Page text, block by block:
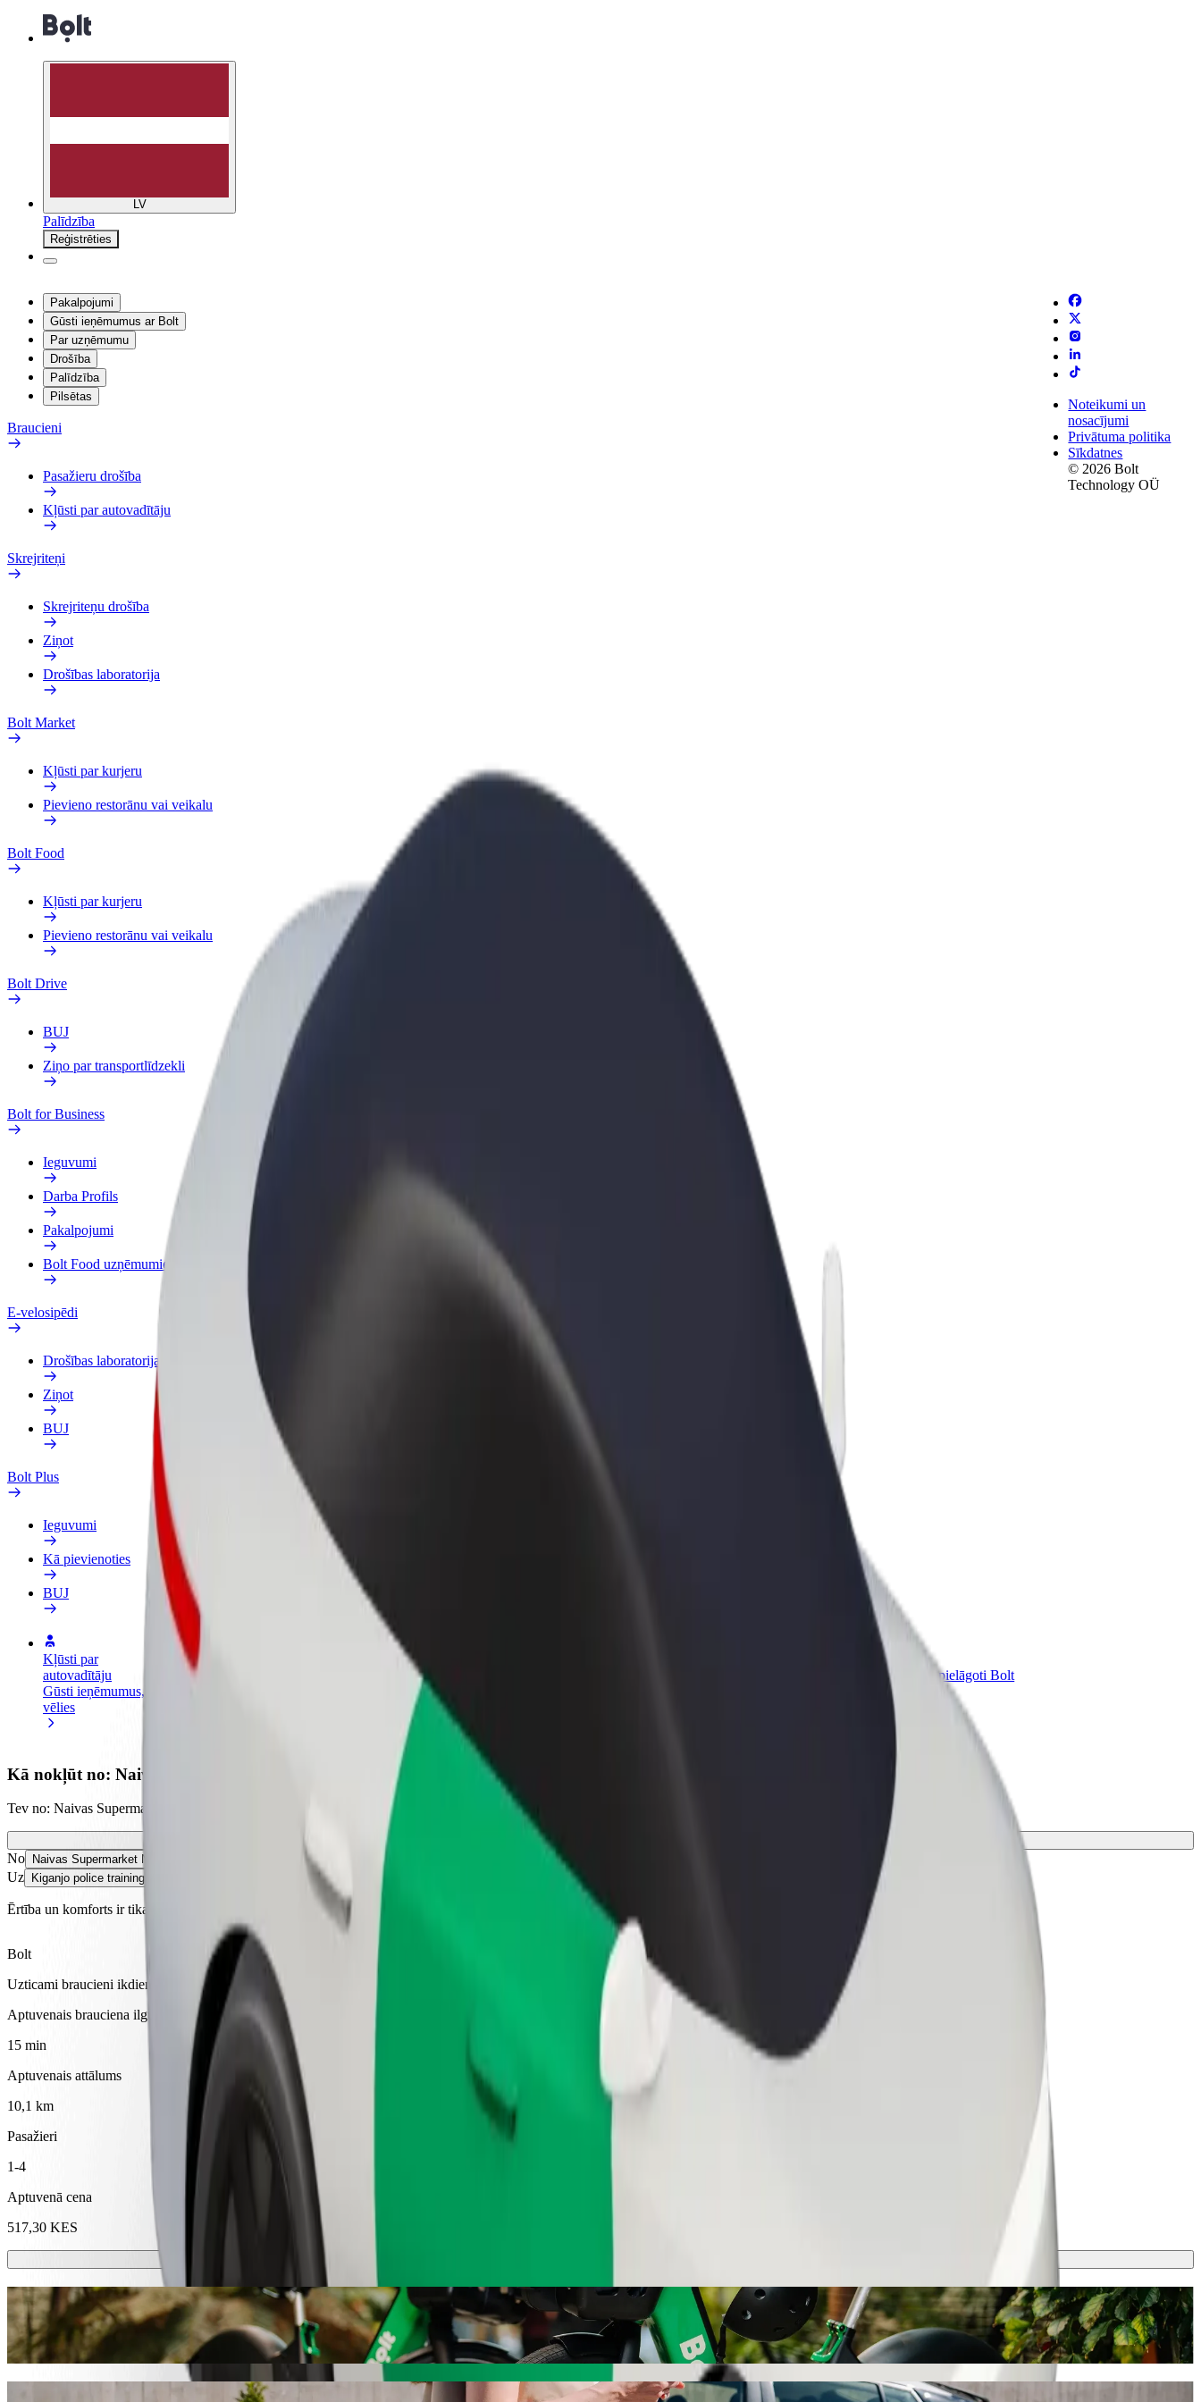
LV
Palīdzība
Reģistrēties
Pakalpojumi
Gūsti ieņēmumus ar Bolt
Par uzņēmumu
Drošība
Palīdzība
Pilsētas
Braucieni
Pasažieru drošība
Kļūsti par autovadītāju
Skrejriteņi
Skrejriteņu drošība
Ziņot
Drošības laboratorija
Bolt Market
Kļūsti par kurjeru
Pievieno restorānu vai veikalu
Bolt Food
Kļūsti par kurjeru
Pievieno restorānu vai veikalu
Bolt Drive
BUJ
Ziņo par transportlīdzekli
Bolt for Business
Ieguvumi
Darba Profils
Pakalpojumi
Bolt Food uzņēmumiem
E-velosipēdi
Drošības laboratorija
Ziņot
BUJ
Bolt Plus
Ieguvumi
Kā pievienoties
BUJ
Kļūsti par
autovadītāju
Gūsti ieņēmumus, kā
vēlies
Kļūsti par kurjeru
Piegādā ēdienu un saņem izmaksu
Pievieno restorānu vai veikalu
Sasniedz vairāk klientu un paaugstini
ieņēmumus
Bolt for Business
Tavam uzņēmumam pielāgoti Bolt
pakalpojumi
Noteikumi un
nosacījumi
Privātuma politika
Sīkdatnes
© 2026 Bolt
Technology OÜ
Kā nokļūt no: Naivas Supermarket Nyeri uz: Kiganjo police training college
Tev no: Naivas Supermarket Nyeri jānokļūst uz: Kiganjo police training college? Uzzini, kuri pakalpojumi pieejami Tavā pilsētā un izvēlies ceļam piemērotāko braucienu.
Lejupielādēt lietotni
No Naivas Supermarket Nyeri
Uz Kiganjo police training college
Ērtība un komforts ir tikai dažu pieskārienu attālumā!
Bolt
Uzticami braucieni ikdienas vidēja izmēra auto
Aptuvenais brauciena ilgums
15 min
Aptuvenais attālums
10,1 km
Pasažieri
1-4
Aptuvenā cena
517,30 KES
Skrejriteni vai e-riteni
Izvēlies skrejriteni vai e-riteni braucieniem šajā pilsētā: Naņuki
Lejupielādē Bolt lietotni
Brauciens no: Naivas Supermarket Nyeri uz: Kiganjo police training college ar Bolt kopbraukšanas auto